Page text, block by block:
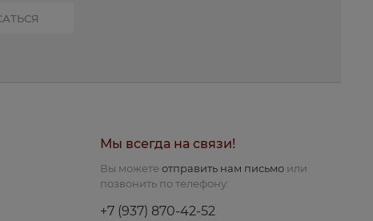
Мы всегда на связи!
Вы можете отправить нам письмо или
позвонить по телефону:
+7 (937) 870-42-52